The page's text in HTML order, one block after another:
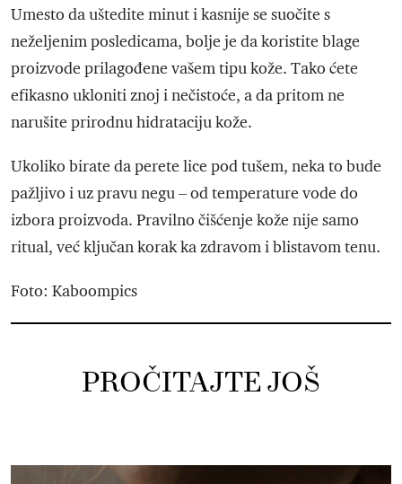
Umesto da uštedite minut i kasnije se suočite s
neželjenim posledicama, bolje je da koristite blage
proizvode prilagođene vašem tipu kože. Tako ćete
efikasno ukloniti znoj i nečistoće, a da pritom ne
narušite prirodnu hidrataciju kože.
Ukoliko birate da perete lice pod tušem, neka to bude
pažljivo i uz pravu negu – od temperature vode do
izbora proizvoda. Pravilno čišćenje kože nije samo
ritual, već ključan korak ka zdravom i blistavom tenu.
Foto: Kaboompics
PROČITAJTE JOŠ